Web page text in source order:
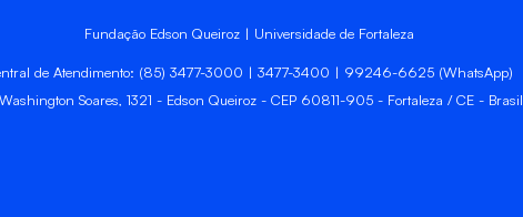
Fundação Edson Queiroz | Universidade de Fortaleza
de Atendimento: (85) 3477-3000 | 3477-3400 | 99246-6625 (WhatsApp)
Soares, 1321 - Edson Queiroz - CEP 60811-905 - Fortaleza / CE - Brasil